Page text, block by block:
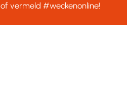
of vermeld#weckenonline!